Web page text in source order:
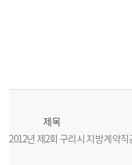
제목
2012년 제2회 구리시 지방계약직